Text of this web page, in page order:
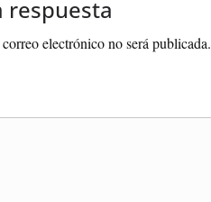
respuesta
electrónico no será publicada.